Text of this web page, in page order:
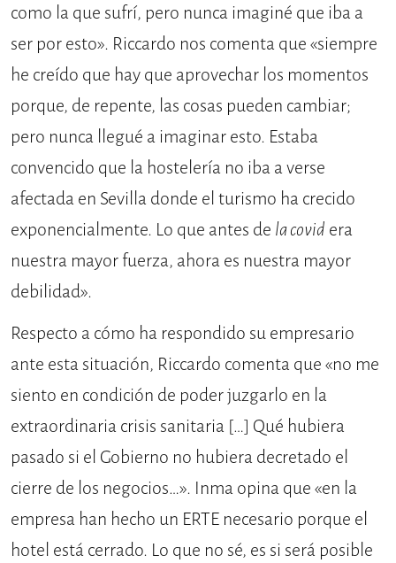
como la que sufrí, pero nunca imaginé que iba a
ser por esto». Riccardo nos comenta que «siempre
he creído que hay que aprovechar los momentos
porque, de repente, las cosas pueden cambiar;
pero nunca llegué a imaginar esto. Estaba
convencido que la hostelería no iba a verse
afectada en Sevilla donde el turismo ha crecido
exponencialmente. Lo que antes de la covid era
nuestra mayor fuerza, ahora es nuestra mayor
debilidad».
Respecto a cómo ha respondido su empresario
ante esta situación, Riccardo comenta que «no me
siento en condición de poder juzgarlo en la
extraordinaria crisis sanitaria […] Qué hubiera
pasado si el Gobierno no hubiera decretado el
cierre de los negocios…». Inma opina que «en la
empresa han hecho un ERTE necesario porque el
hotel está cerrado. Lo que no sé, es si será posible